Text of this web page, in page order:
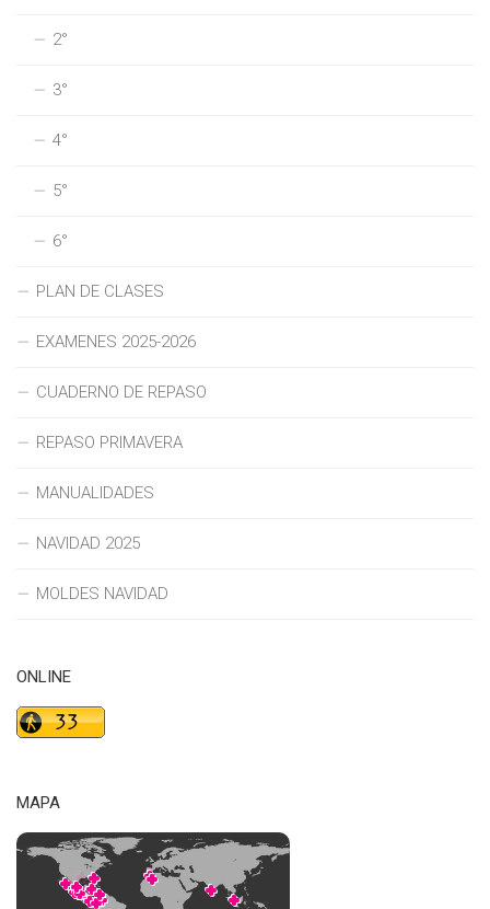
2°
3°
4°
5°
6°
PLAN DE CLASES
EXAMENES 2025-2026
CUADERNO DE REPASO
REPASO PRIMAVERA
MANUALIDADES
NAVIDAD 2025
MOLDES NAVIDAD
ONLINE
MAPA